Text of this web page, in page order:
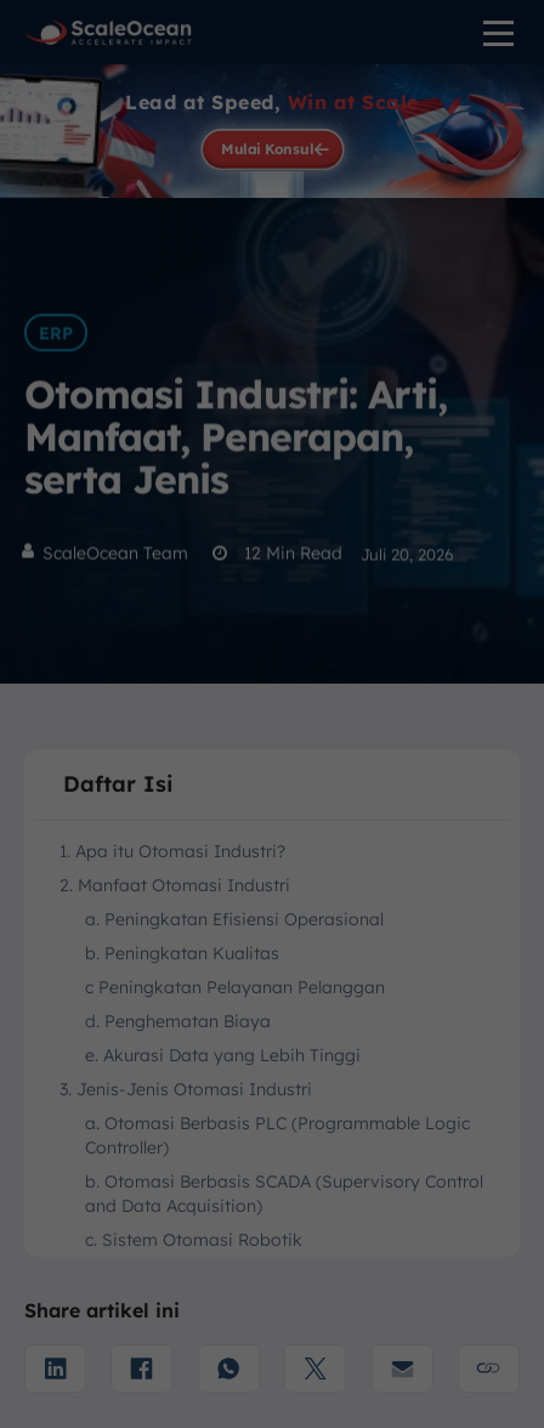
Lead at Speed, Win at Scale
Mulai Konsul
ERP
Otomasi Industri: Arti,
Manfaat, Penerapan,
serta Jenis
ScaleOcean Team 12 Min Read Juli 20, 2026
Daftar Isi
1. Apa itu Otomasi Industri?
2. Manfaat Otomasi Industri
a. Peningkatan Efisiensi Operasional
b. Peningkatan Kualitas
c Peningkatan Pelayanan Pelanggan
d. Penghematan Biaya
e. Akurasi Data yang Lebih Tinggi
3. Jenis-Jenis Otomasi Industri
a. Otomasi Berbasis PLC (Programmable Logic
Controller)
b. Otomasi Berbasis SCADA (Supervisory Control
and Data Acquisition)
c. Sistem Otomasi Robotik
System)
f. Otomasi untuk Pengendalian Proses
Share artikel ini